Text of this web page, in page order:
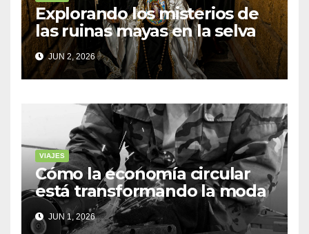
Explorando los misterios de
las ruinas mayas en la selva
de Yucatán
JUN 2, 2026
VIAJES
Cómo la economía circular
está transformando la moda
sostenible
JUN 1, 2026